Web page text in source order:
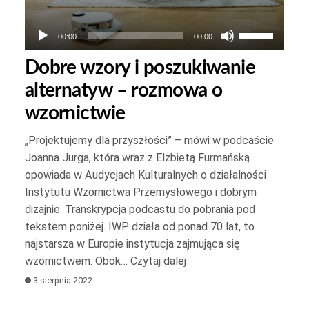
00:00 00:00
Używaj
strzałek
do
dołu
aby
lub
zmniejszyć
głośność.
Dobre wzory i poszukiwanie
alternatyw – rozmowa o
wzornictwie
„Projektujemy dla przyszłości” – mówi w podcaście
Joanna Jurga, która wraz z Elżbietą Furmańską
opowiada w Audycjach Kulturalnych o działalności
Instytutu Wzornictwa Przemysłowego i dobrym
dizajnie. Transkrypcja podcastu do pobrania pod
tekstem poniżej. IWP działa od ponad 70 lat, to
najstarsza w Europie instytucja zajmująca się
wzornictwem. Obok… Czytaj dalej
3 sierpnia 2022